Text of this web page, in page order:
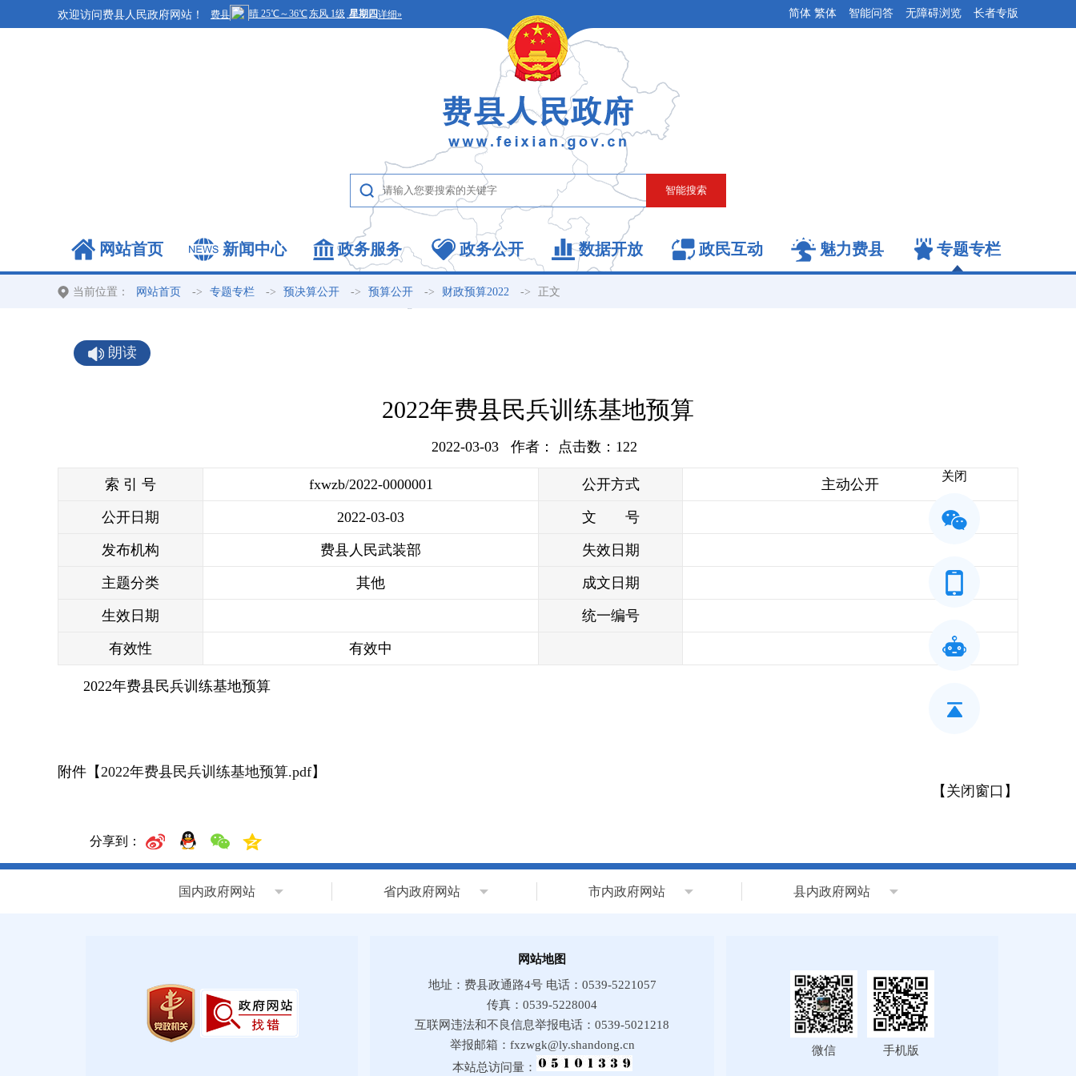
欢迎访问费县人民政府网站！ 智能问答 无障碍浏览 长者专版
简体 繁体
网站首页 新闻中心 政务服务 政务公开 数据开放 政民互动 魅力费县 专题专栏
当前位置： 网站首页 -> 专题专栏 -> 预决算公开 -> 预算公开 -> 财政预算2022 -> 正文
朗读
2022年费县民兵训练基地预算
2022-03-03 作者： 点击数： 122
索 引 号 fxwzb/2022-0000001 公开方式 主动公开
公开日期 2022-03-03 文 号
发布机构 费县人民武装部 失效日期
主题分类 其他 成文日期
生效日期 统一编号
有效性 有效中
2022年费县民兵训练基地预算
附件【2022年费县民兵训练基地预算.pdf】
【 关闭窗口 】
分享到：
国内政府网站 省内政府网站 市内政府网站 县内政府网站
网站地图
地址：费县政通路4号 电话：0539-5221057
传真：0539-5228004
互联网违法和不良信息举报电话：0539-5021218
举报邮箱：fxzwgk@ly.shandong.cn
本站总访问量：
微信 手机版
关闭